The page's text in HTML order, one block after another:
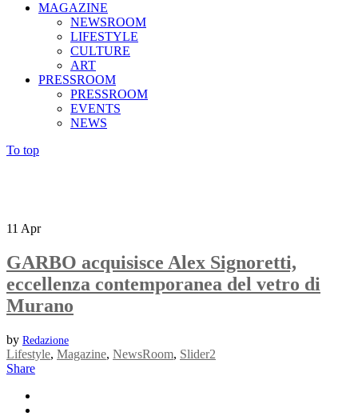
MAGAZINE
NEWSROOM
LIFESTYLE
CULTURE
ART
PRESSROOM
PRESSROOM
EVENTS
NEWS
To top
11 Apr
GARBO acquisisce Alex Signoretti,
eccellenza contemporanea del vetro di
Murano
by Redazione
Lifestyle, Magazine, NewsRoom, Slider2
Share